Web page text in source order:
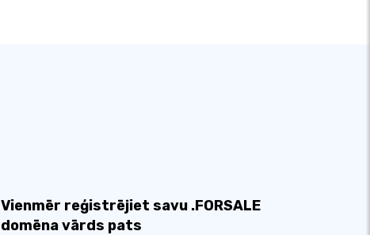
Vienmēr reģistrējiet savu .FORSALE
domēna vārds pats